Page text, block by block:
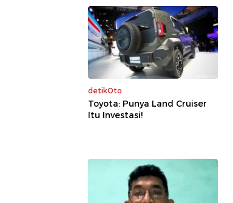
detikOto
Toyota: Punya Land Cruiser
Itu Investasi!